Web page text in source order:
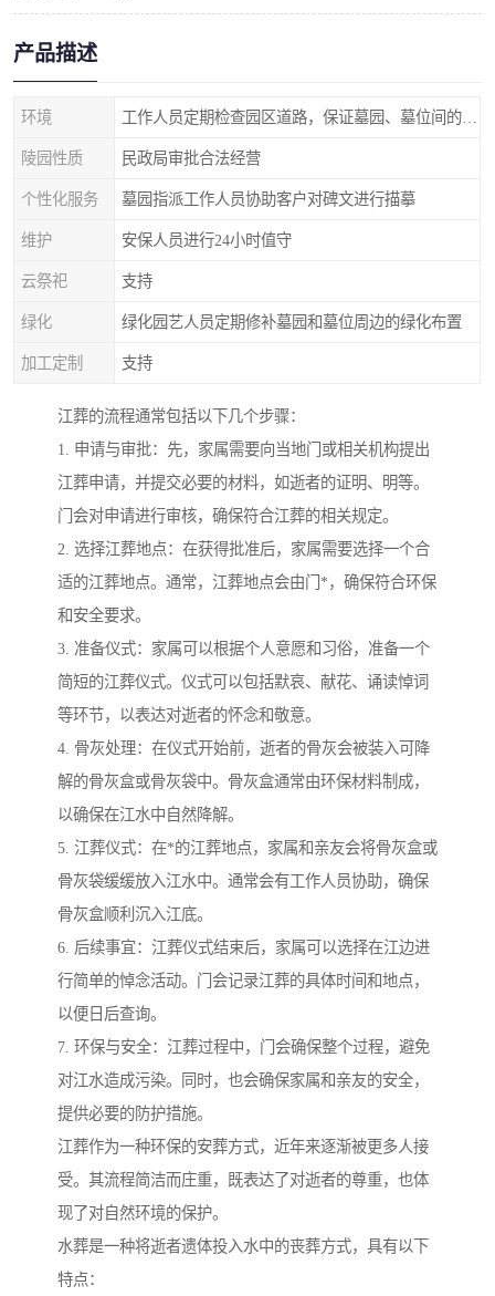
产品描述
环境
陵园性质 民政局审批合法经营
个性化服务 墓园指派工作人员协助客户对碑文进行描摹
维护 安保人员进行24小时值守
云祭祀 支持
绿化 绿化园艺人员定期修补墓园和墓位周边的绿化布置
加工定制 支持
江葬的流程通常包括以下几个步骤：
1. 申请与审批：先，家属需要向当地门或相关机构提出
江葬申请，并提交必要的材料，如逝者的证明、明等。
门会对申请进行审核，确保符合江葬的相关规定。
2. 选择江葬地点：在获得批准后，家属需要选择一个合
适的江葬地点。通常，江葬地点会由门*，确保符合环保
和安全要求。
3. 准备仪式：家属可以根据个人意愿和习俗，准备一个
简短的江葬仪式。仪式可以包括默哀、献花、诵读悼词
等环节，以表达对逝者的怀念和敬意。
4. 骨灰处理：在仪式开始前，逝者的骨灰会被装入可降
解的骨灰盒或骨灰袋中。骨灰盒通常由环保材料制成，
以确保在江水中自然降解。
5. 江葬仪式：在*的江葬地点，家属和亲友会将骨灰盒或
骨灰袋缓缓放入江水中。通常会有工作人员协助，确保
骨灰盒顺利沉入江底。
6. 后续事宜：江葬仪式结束后，家属可以选择在江边进
行简单的悼念活动。门会记录江葬的具体时间和地点，
以便日后查询。
7. 环保与安全：江葬过程中，门会确保整个过程，避免
对江水造成污染。同时，也会确保家属和亲友的安全，
提供必要的防护措施。
江葬作为一种环保的安葬方式，近年来逐渐被更多人接
受。其流程简洁而庄重，既表达了对逝者的尊重，也体
现了对自然环境的保护。
水葬是一种将逝者遗体投入水中的丧葬方式，具有以下
特点：